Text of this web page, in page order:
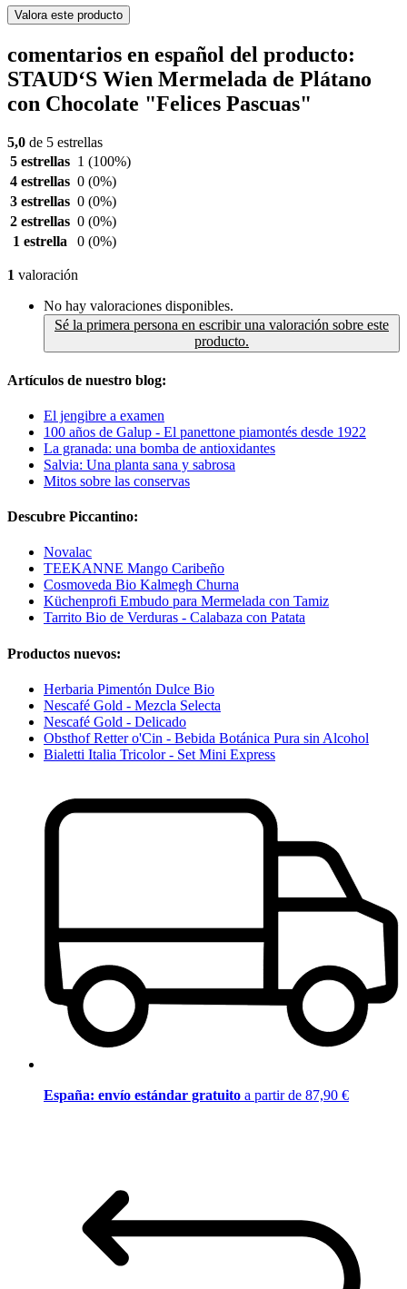
Valora este producto
comentarios en español del producto:
STAUD‘S Wien Mermelada de Plátano
con Chocolate "Felices Pascuas"
5,0 de 5 estrellas
5 estrellas 1 (100%)
4 estrellas 0 (0%)
3 estrellas 0 (0%)
2 estrellas 0 (0%)
1 estrella
0 (0%)
1 valoración
No hay valoraciones disponibles.
Sé la primera persona en escribir una valoración sobre este
producto.
Artículos de nuestro blog:
El jengibre a examen
100 años de Galup - El panettone piamontés desde 1922
La granada: una bomba de antioxidantes
Salvia: Una planta sana y sabrosa
Mitos sobre las conservas
Descubre Piccantino:
Novalac
TEEKANNE Mango Caribeño
Cosmoveda Bio Kalmegh Churna
Küchenprofi Embudo para Mermelada con Tamiz
Tarrito Bio de Verduras - Calabaza con Patata
Productos nuevos:
Herbaria Pimentón Dulce Bio
Nescafé Gold - Mezcla Selecta
Nescafé Gold - Delicado
Obsthof Retter o'Cin - Bebida Botánica Pura sin Alcohol
Bialetti Italia Tricolor - Set Mini Express
España: envío estándar gratuito a partir de 87,90 €